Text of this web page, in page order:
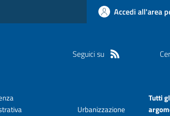
Accedi all'area
Seguici su
Urbanizzazione
Tutti